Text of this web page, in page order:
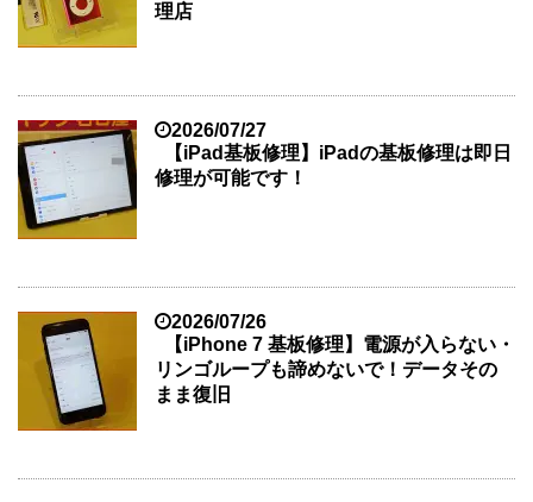
理店
2026/07/27
【iPad基板修理】iPadの基板修理は即日
修理が可能です！
2026/07/26
【iPhone 7 基板修理】電源が入らない・
リンゴループも諦めないで！データその
まま復旧